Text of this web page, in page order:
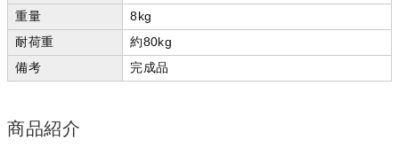
重量
8kg
耐荷重
約80kg
備考
完成品
商品紹介